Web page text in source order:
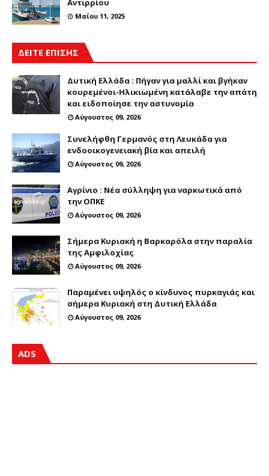
Αντιρρίου
Μαΐου 11, 2025
ΔΕΙΤΕ ΕΠΙΣΗΣ
Δυτική Ελλάδα : Πήγαν για μαλλί και βγήκαν
κουρεμένοι-Ηλικιωμένη κατάλαβε την απάτη
και ειδοποίησε την αστυνομία
Αύγουστος 09, 2026
Συνελήφθη Γερμανός στη Λευκάδα για
ενδοοικογενειακή βία και απειλή
Αύγουστος 09, 2026
Αγρίνιο : Νέα σύλληψη για ναρκωτικά από
την ΟΠΚΕ
Αύγουστος 09, 2026
Σήμερα Κυριακή η Βαρκαρόλα στην παραλία
της Αμφιλοχίας
Αύγουστος 09, 2026
Παραμένει υψηλός ο κίνδυνος πυρκαγιάς και
σήμερα Κυριακή στη Δυτική Ελλάδα
Αύγουστος 09, 2026
ADS